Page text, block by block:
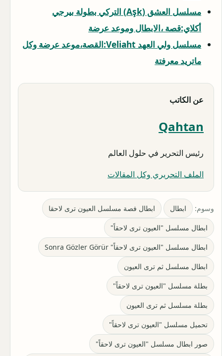
مسلسل العشق (Aşk) التركي بطولة بيرجي
أكلاي:قصة ،الابطال وموعد عرضة
مسلسل ولي العهد Veliaht:القصة،موعد عرضة وكل
ماتريد معرفتة
عن الكاتب
Qahtan
رئيس التحرير في حلول العالم
الملف التحريري وكل المقالات
وسوم: ابطال ابطال فصة مسلسل العيون ترى لاحقا
ابطال مسلسل "العيون ترى لاحقاً"
ابطال مسلسل "العيون ترى لاحقاً" Sonra Gözler Görür
ابطال مسلسل ثم ترى العيون
بطلة مسلسل "العيون ترى لاحقاً"
بطلة مسلسل ثم ترى العيون
تحميل مسلسل "العيون ترى لاحقاً"
صور ابطال مسلسل "العيون ترى لاحقاً"